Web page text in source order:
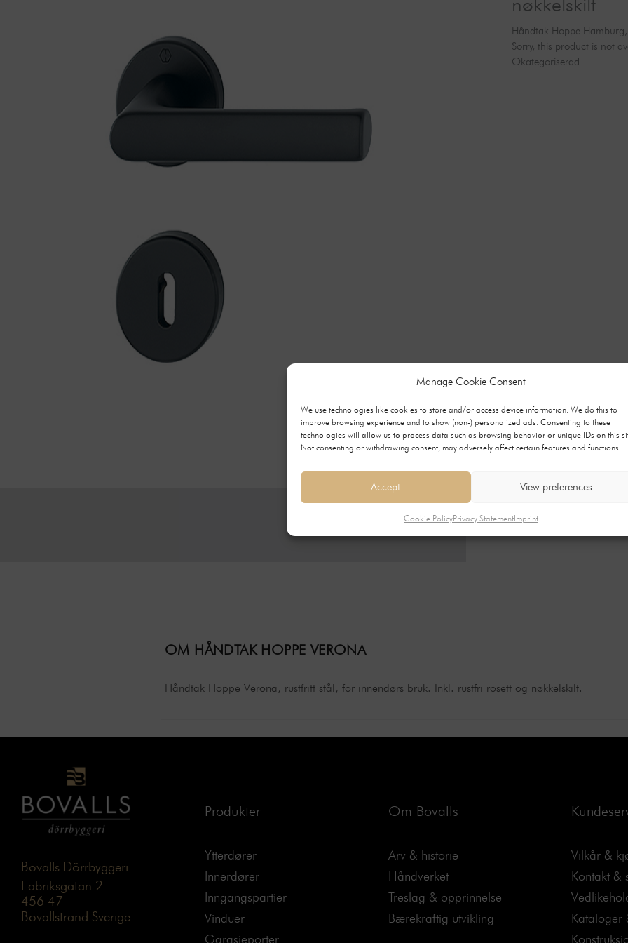
Manage Cookie Consent
We use technologies like cookies to store and/or access device information. We do this to
improve browsing experience and to show (non-) personalized ads. Consenting to these
technologies will allow us to process data such as browsing behavior or unique IDs on this
Not consenting or withdrawing consent, may adversely affect certain features and functions.
Accept View preferences
Cookie PolicyPrivacy StatementImprint
Håndtak Hoppe
Sorry, this product is not
Okategoriserad
OM HÅNDTAK HOPPE VERONA
Håndtak Hoppe Verona, rustfritt stål, for innendørs bruk. Inkl. rustfri rosett og nøkkelskilt.
Bovalls Dörrbyggeri
Fabriksgatan 2
456 47
Bovallstrand Sverige
Produkter
Ytterdører
Innerdører
Inngangspartier
Vinduer
Garasjeporter
Om Bovalls
Arv & historie
Håndverket
Treslag & opprinnelse
Bærekraftig utvikling
Vilkår &
Kontakt &
Kataloger